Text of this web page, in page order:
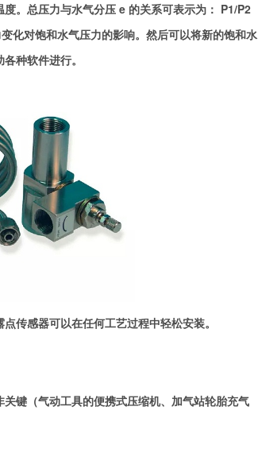
。总压力与水气分压 e 的关系可表示为： P1/P2
化对饱和水气压力的影响。然后可以将新的饱和水
种软件进行。
传感器可以在任何工艺过程中轻松安装。
键（气动工具的便携式压缩机、加气站轮胎充气